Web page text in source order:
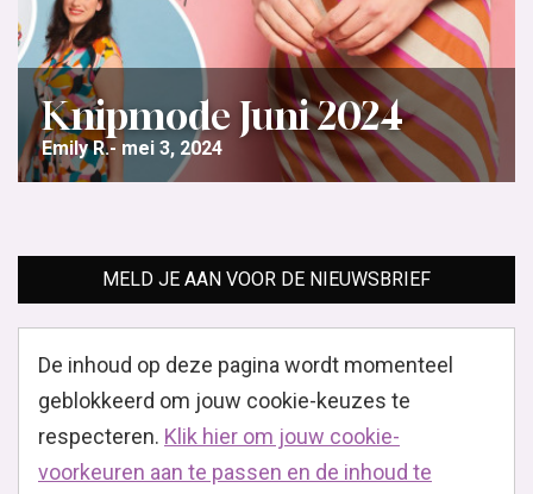
Knipmode Juni 2024
Emily R. mei 3, 2024
MELD JE AAN VOOR DE NIEUWSBRIEF
De inhoud op deze pagina wordt momenteel
geblokkeerd om jouw cookie-keuzes te
respecteren. Klik hier om jouw cookie-
voorkeuren aan te passen en de inhoud te